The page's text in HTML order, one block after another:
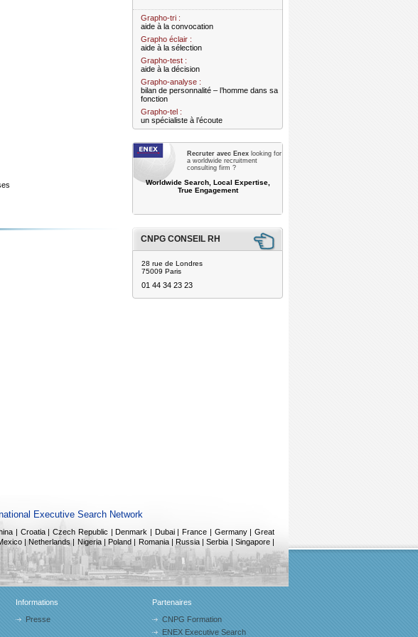
Grapho-tri :
aide à la convocation
Grapho éclair :
aide à la sélection
Grapho-test :
aide à la décision
Grapho-analyse :
bilan de personnalité – l’homme dans sa
fonction
Grapho-tel :
un spécialiste à l’écoute
Recruter avec Enex looking for
a worldwide recruitment
consulting firm ?
Worldwide Search, Local Expertise,
True Engagement
CNPG CONSEIL RH
28 rue de Londres
75009 Paris
01 44 34 23 23
Executive Search Network
| Croatia | Czech Republic | Denmark | Dubai | France | Germany | Great
| Netherlands | Nigeria | Poland | Romania | Russia | Serbia | Singapore |
Informations
Presse
Partenaires
CNPG Formation
ENEX Executive Search